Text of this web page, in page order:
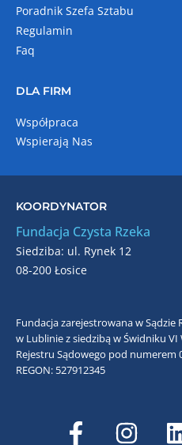
Poradnik Szefa Sztabu
Regulamin
Faq
DLA FIRM
Współpraca
Wspierają Nas
KOORDYNATOR
Fundacja Czysta Rzeka
Siedziba: ul. Rynek 12
08-200 Łosice
Fundacja zarejestrowana w
w Lublinie z siedzibą w Świdniku
Rejestru Sądowego pod numerem
REGON: 527912345